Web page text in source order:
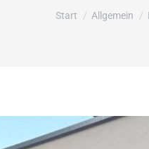
Sie befinden sich
Start Allgemein